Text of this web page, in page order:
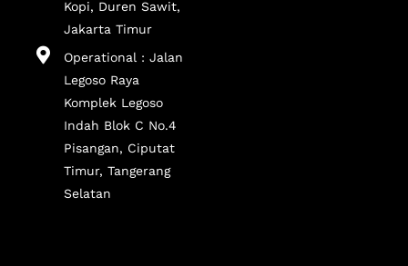
Kopi, Duren Sawit,
Jakarta Timur
Operational : Jalan
Legoso Raya
Komplek Legoso
Indah Blok C No.4
Pisangan, Ciputat
Timur, Tangerang
Selatan